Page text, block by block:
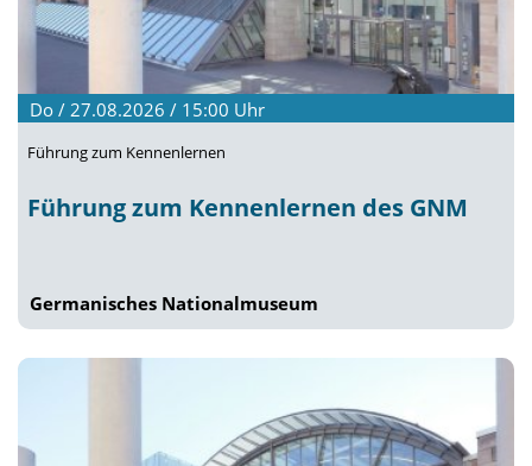
Do / 27.08.2026 / 15:00 Uhr
Führung zum Kennenlernen
Führung zum Kennenlernen des GNM
Germanisches Nationalmuseum